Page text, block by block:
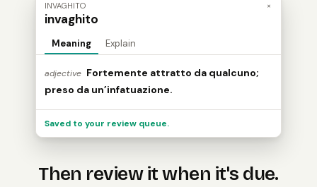
INVAGHITO
invaghito
×
Meaning Explain
adjective Fortemente attratto da qualcuno;
preso da un’infatuazione.
Saved to your review queue.
Then review it when it's due.